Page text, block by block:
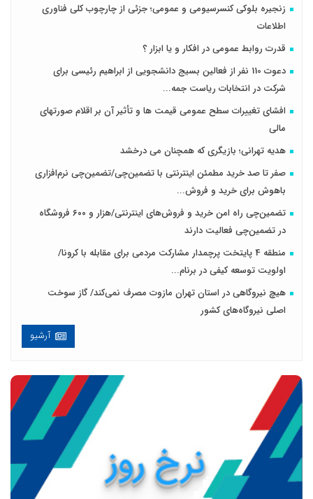
زنجیره بلوکی کنسرسیومی و عمومی؛ جزئی از چارچوب کلی فناوری
اطلاعات
قدرت روابط عمومی در افکار و یا ابزار ؟
دعوت 110 نفر از فعالین بسیج دانشجویی از ابراهیم رئیسی برای
شرکت در انتخابات ریاست جمه...
افشای تغییرات سطح عمومی قیمت ها و تأثیر آن بر اقلام صورتهای
مالی
هدیه تهرانی؛ بازیگری که همچنان می درخشد
صفر تا صد خرید مطمئن اینترنتی با تضمین‌چی/تضمین‌چی نرم‌افزاری
باهوش برای خرید و فروش‌...
تضمین‌چی راه امن خرید و فروش‌های اینترنتی/هزار و ۶۰۰ فروشگاه
در تضمین‌چی فعالیت دارند
منطقه 4 پایتخت پرچمدار مشارکت مردمی برای مقابله با کرونا/
اولویت توسعه کیفی در برنام...
هیچ نیروگاهی در استان تهران مازوت مصرف نمی‌کند/ گاز سوخت
اصلی نیروگاه‌های کشور
آرشیو